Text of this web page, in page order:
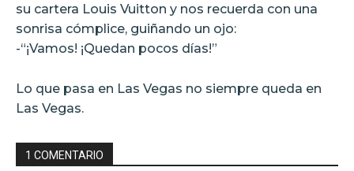
su cartera Louis Vuitton y nos recuerda con una
sonrisa cómplice, guiñando un ojo:
-“¡Vamos! ¡Quedan pocos días!”
Lo que pasa en Las Vegas no siempre queda en
Las Vegas.
1 COMENTARIO